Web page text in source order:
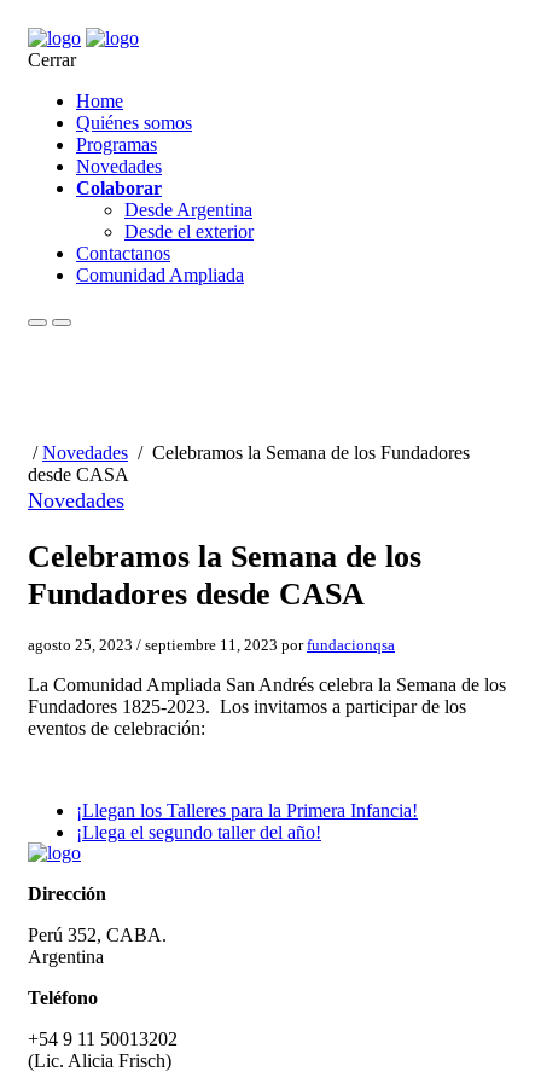
Cerrar
Home
Quiénes somos
Programas
Novedades
Colaborar
Desde Argentina
Desde el exterior
Contactanos
Comunidad Ampliada
/Novedades / Celebramos la Semana de los Fundadores
desde CASA
Novedades
Celebramos la Semana de los
Fundadores desde CASA
agosto 25, 2023 / septiembre 11, 2023 porfundacionqsa
La Comunidad Ampliada San Andrés celebra la Semana de los
Fundadores 1825-2023. Los invitamos a participar de los
eventos de celebración:
¡Llegan los Talleres para la Primera Infancia!
¡Llega el segundo taller del año!
Dirección
Perú 352, CABA.
Argentina
Teléfono
+54 9 11 50013202
(Lic. Alicia Frisch)